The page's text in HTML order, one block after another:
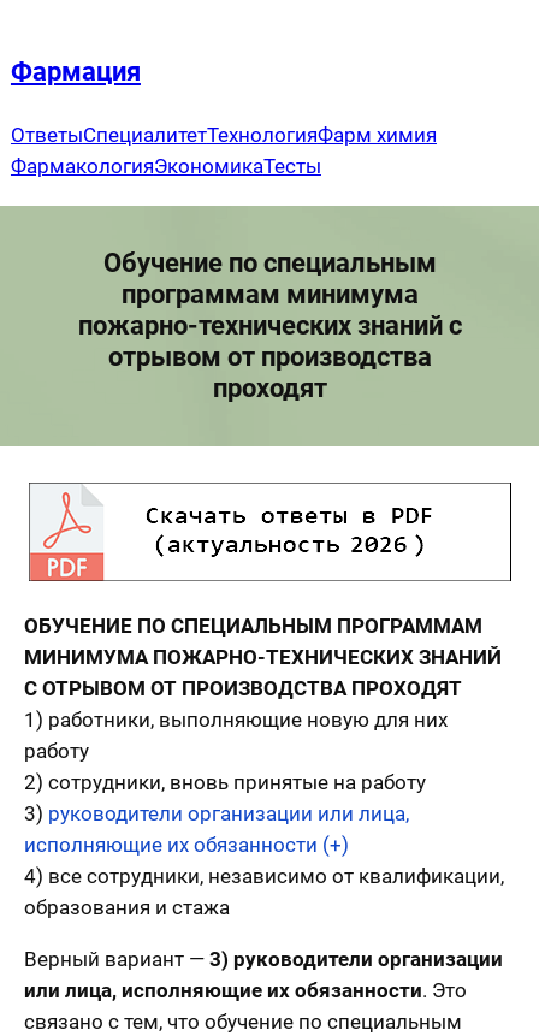
содержимому
Фармация
ОтветыСпециалитетТехнологияФарм химия
ФармакологияЭкономикаТесты
Обучение по специальным
программам минимума
пожарно-технических знаний с
отрывом от производства
проходят
ОБУЧЕНИЕ ПО СПЕЦИАЛЬНЫМ ПРОГРАММАМ
МИНИМУМА ПОЖАРНО-ТЕХНИЧЕСКИХ ЗНАНИЙ
С ОТРЫВОМ ОТ ПРОИЗВОДСТВА ПРОХОДЯТ
1) работники, выполняющие новую для них
работу
2) сотрудники, вновь принятые на работу
3) руководители организации или лица,
исполняющие их обязанности (+)
4) все сотрудники, независимо от квалификации,
образования и стажа
Верный вариант — 3) руководители организации
или лица, исполняющие их обязанности. Это
связано с тем, что обучение по специальным